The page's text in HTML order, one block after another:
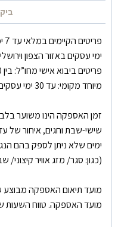
ימי עסקים באזור הצפון
מיוחד מקומי: עד 30 ימי עסקים.
זמן האספקה הינו משוער
ימים שלא ניתן לספק בהם
(כגון: סגר/ מזג אוויר קיצוני/
מועד תיאום האספקה מבוצע
מועד האספקה. טווח השעות של